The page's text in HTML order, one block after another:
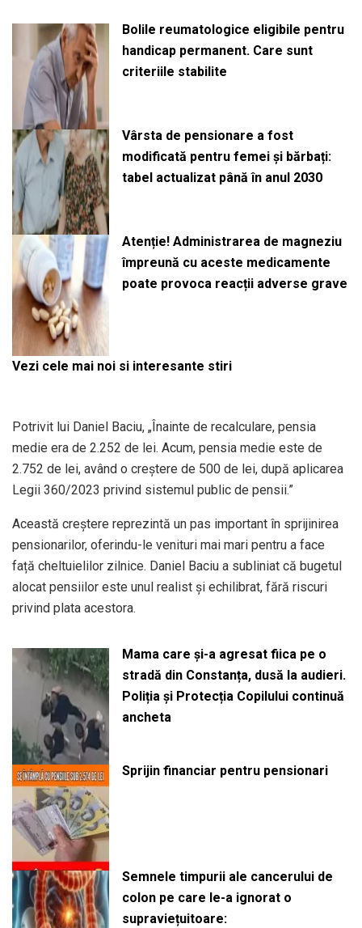
Bolile reumatologice eligibile pentru
handicap permanent. Care sunt
criteriile stabilite
Vârsta de pensionare a fost
modificată pentru femei și bărbați:
tabel actualizat până în anul 2030
Atenție! Administrarea de magneziu
împreună cu aceste medicamente
poate provoca reacții adverse grave
Vezi cele mai noi si interesante stiri
Potrivit lui Daniel Baciu, „Înainte de recalculare, pensia
medie era de 2.252 de lei. Acum, pensia medie este de
2.752 de lei, având o creștere de 500 de lei, după aplicarea
Legii 360/2023 privind sistemul public de pensii.”
Această creștere reprezintă un pas important în sprijinirea
pensionarilor, oferindu-le venituri mai mari pentru a face
față cheltuielilor zilnice. Daniel Baciu a subliniat că bugetul
alocat pensiilor este unul realist și echilibrat, fără riscuri
privind plata acestora.
Mama care și-a agresat fiica pe o
stradă din Constanța, dusă la audieri.
Poliția și Protecția Copilului continuă
ancheta
Sprijin financiar pentru pensionari
Semnele timpurii ale cancerului de
colon pe care le-a ignorat o
supraviețuitoare: